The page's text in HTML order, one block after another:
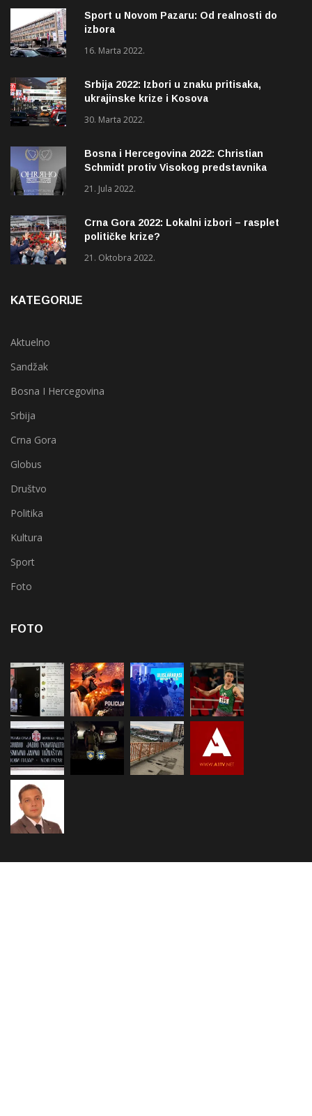
Sport u Novom Pazaru: Od realnosti do
izbora
16. Marta 2022.
Srbija 2022: Izbori u znaku pritisaka,
ukrajinske krize i Kosova
30. Marta 2022.
Bosna i Hercegovina 2022: Christian
Schmidt protiv Visokog predstavnika
21. Jula 2022.
Crna Gora 2022: Lokalni izbori – rasplet
političke krize?
21. Oktobra 2022.
KATEGORIJE
Aktuelno
Sandžak
Bosna I Hercegovina
Srbija
Crna Gora
Globus
Društvo
Politika
Kultura
Sport
Foto
FOTO